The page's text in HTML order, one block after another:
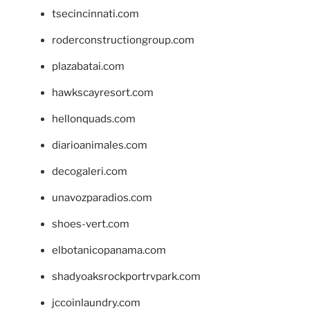
tsecincinnati.com
roderconstructiongroup.com
plazabatai.com
hawkscayresort.com
hellonquads.com
diarioanimales.com
decogaleri.com
unavozparadios.com
shoes-vert.com
elbotanicopanama.com
shadyoaksrockportrvpark.com
jccoinlaundry.com